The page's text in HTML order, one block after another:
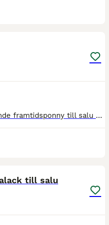
🌟 Sörbyskogens Milo – Lovande framtidsponny till salu 🌟 Säljes åt uppfödaren. Nu finns möjligheten att förvärva en trevlig och lovande unghäst med framtiden framför sig. Milo är en social, arbetsvillig och okomplicerad ponny med ett vänligt temperament. Han är inkörd och kvalade i ponnytrav den 26/7-2026. Han är redo att fortsätta sin utbildning och utvecklas vidare t
till salu